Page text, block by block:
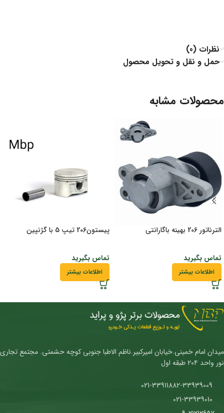
نظرات (0)
حمل و نقل و تحویل محصول
محصولات مشابه
الترناتور 206 بهینه باگارانتی
تماس بگیرید
اطلاعات بیشتر
پیستون206 تیپ 5 با گژنپین
تماس بگیرید
اطلاعات بیشتر
میدان امام خمینی.خیابان امیرکبیر.ناظم الاطبا جنوبی کوچه حشمتی. مجتمع تجاری
نور واحد ۲۰۴ طبقه اول